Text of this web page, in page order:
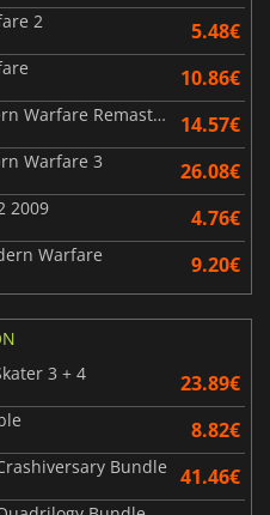
2 5.48€
10.86€
Call of Duty Modern Warfare Remastered 14.57€
Warfare 3 26.08€
2009 4.76€
Warfare 9.20€
3 + 4
23.89€
8.82€
Bundle 41.46€